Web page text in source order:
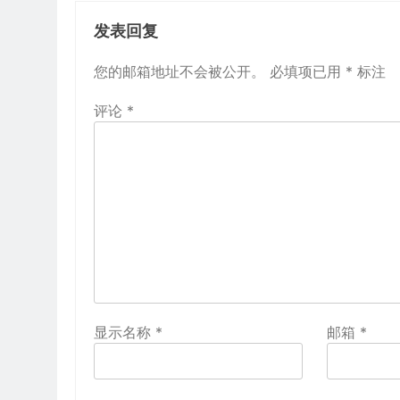
发表回复
您的邮箱地址不会被公开。 必填项已用 * 标注
评论 *
显示名称 * 邮箱 *